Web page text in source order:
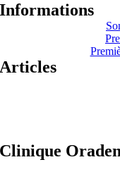
Informations
Articles
Clinique